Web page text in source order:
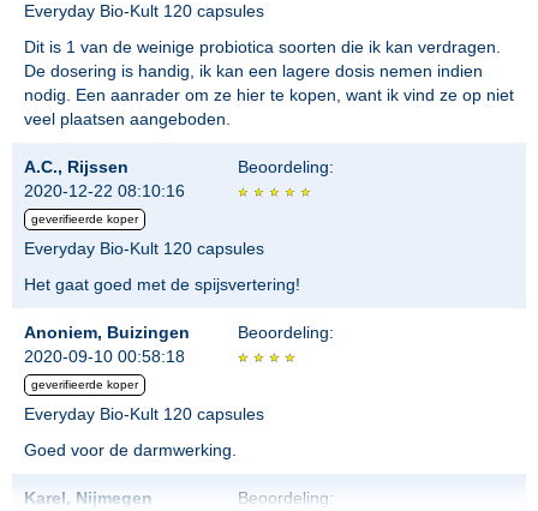
Everyday Bio-Kult 120 capsules
Dit is 1 van de weinige probiotica soorten die ik kan verdragen.
De dosering is handig, ik kan een lagere dosis nemen indien
nodig. Een aanrader om ze hier te kopen, want ik vind ze op niet
veel plaatsen aangeboden.
A.C., Rijssen
2020-12-22 08:10:16
geverifieerde koper
Beoordeling:
Everyday Bio-Kult 120 capsules
Het gaat goed met de spijsvertering!
Anoniem, Buizingen
2020-09-10 00:58:18
geverifieerde koper
Beoordeling:
Everyday Bio-Kult 120 capsules
Goed voor de darmwerking.
Karel, Nijmegen
Beoordeling: